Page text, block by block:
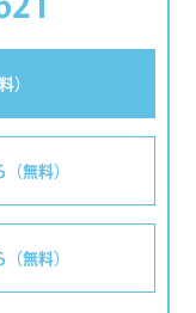
）
無料）
無料）